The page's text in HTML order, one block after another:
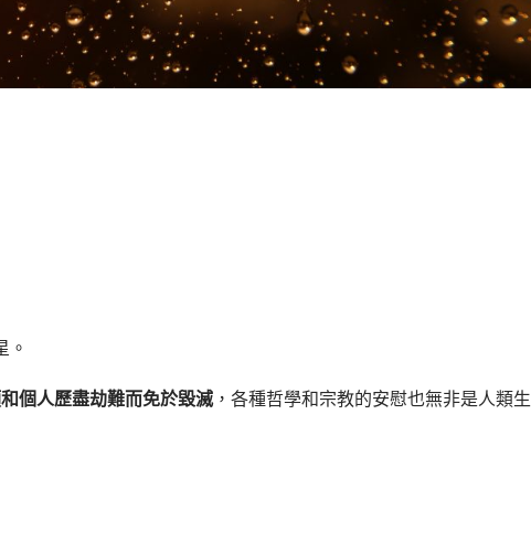
。
個人歷盡劫難而免於毀滅 ，各種哲學和宗教的安慰也無非是人類生